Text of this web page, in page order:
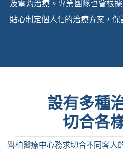
及電灼治療。專業團隊也會根
貼心制定個人化的治療方案，保
設有多種
切合各
譽柏醫療中心務求切合不同客人